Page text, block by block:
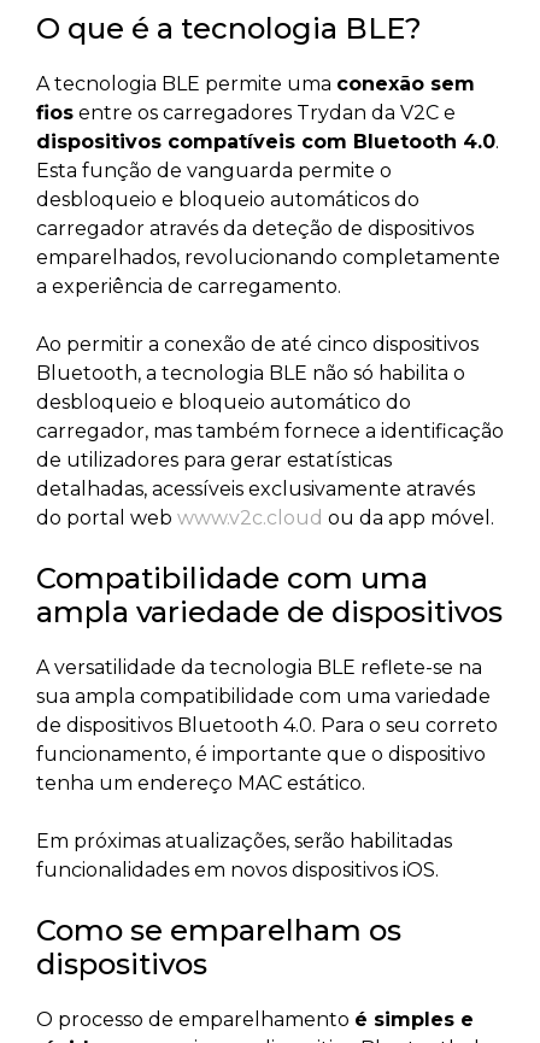
O que é a tecnologia BLE?
A tecnologia BLE permite uma conexão sem
fios entre os carregadores Trydan da V2C e
dispositivos compatíveis com Bluetooth 4.0.
Esta função de vanguarda permite o
desbloqueio e bloqueio automáticos do
carregador através da deteção de dispositivos
emparelhados, revolucionando completamente
a experiência de carregamento.
Ao permitir a conexão de até cinco dispositivos
Bluetooth, a tecnologia BLE não só habilita o
desbloqueio e bloqueio automático do
carregador, mas também fornece a identificação
de utilizadores para gerar estatísticas
detalhadas, acessíveis exclusivamente através
do portal web www.v2c.cloud ou da app móvel.
Compatibilidade com uma
ampla variedade de dispositivos
A versatilidade da tecnologia BLE reflete-se na
sua ampla compatibilidade com uma variedade
de dispositivos Bluetooth 4.0. Para o seu correto
funcionamento, é importante que o dispositivo
tenha um endereço MAC estático.
Em próximas atualizações, serão habilitadas
funcionalidades em novos dispositivos iOS.
Como se emparelham os
dispositivos
O processo de emparelhamento é simples e